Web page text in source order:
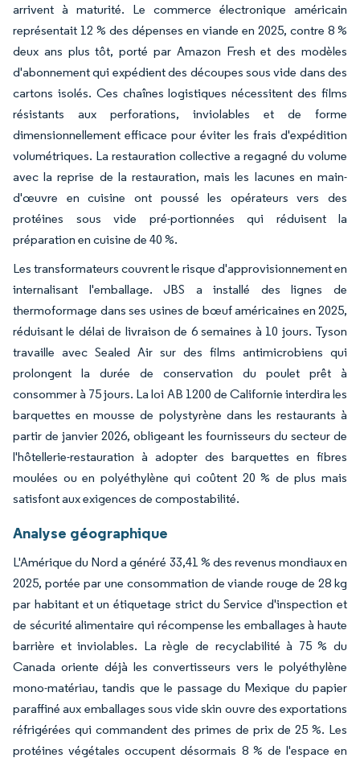
arrivent à maturité. Le commerce électronique américain
représentait 12 % des dépenses en viande en 2025, contre 8 %
deux ans plus tôt, porté par Amazon Fresh et des modèles
d'abonnement qui expédient des découpes sous vide dans des
cartons isolés. Ces chaînes logistiques nécessitent des films
résistants aux perforations, inviolables et de forme
dimensionnellement efficace pour éviter les frais d'expédition
volumétriques. La restauration collective a regagné du volume
avec la reprise de la restauration, mais les lacunes en main-
d'œuvre en cuisine ont poussé les opérateurs vers des
protéines sous vide pré-portionnées qui réduisent la
préparation en cuisine de 40 %.
Les transformateurs couvrent le risque d'approvisionnement en
internalisant l'emballage. JBS a installé des lignes de
thermoformage dans ses usines de bœuf américaines en 2025,
réduisant le délai de livraison de 6 semaines à 10 jours. Tyson
travaille avec Sealed Air sur des films antimicrobiens qui
prolongent la durée de conservation du poulet prêt à
consommer à 75 jours. La loi AB 1200 de Californie interdira les
barquettes en mousse de polystyrène dans les restaurants à
partir de janvier 2026, obligeant les fournisseurs du secteur de
l'hôtellerie-restauration à adopter des barquettes en fibres
moulées ou en polyéthylène qui coûtent 20 % de plus mais
satisfont aux exigences de compostabilité.
Analyse géographique
L'Amérique du Nord a généré 33,41 % des revenus mondiaux en
2025, portée par une consommation de viande rouge de 28 kg
par habitant et un étiquetage strict du Service d'inspection et
de sécurité alimentaire qui récompense les emballages à haute
barrière et inviolables. La règle de recyclabilité à 75 % du
Canada oriente déjà les convertisseurs vers le polyéthylène
mono-matériau, tandis que le passage du Mexique du papier
paraffiné aux emballages sous vide skin ouvre des exportations
réfrigérées qui commandent des primes de prix de 25 %. Les
protéines végétales occupent désormais 8 % de l'espace en